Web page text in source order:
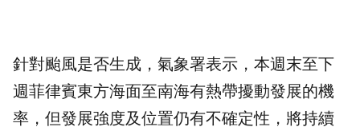
針對颱風是否生成，氣象署表示，本週末至下
週菲律賓東方海面至南海有熱帶擾動發展的機
率，但發展強度及位置仍有不確定性，將持續